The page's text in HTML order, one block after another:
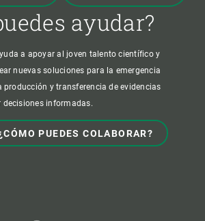
ayudar?
a apoyar al joven talento científico y
nuevas soluciones para la emergencia
producción y transferencia de evidencias
informadas.
PUEDES COLABORAR?